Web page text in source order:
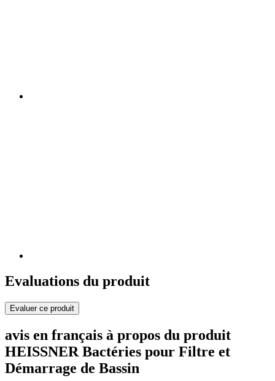
Evaluations du produit
Evaluer ce produit
avis en français à propos du produit
HEISSNER Bactéries pour Filtre et
Démarrage de Bassin